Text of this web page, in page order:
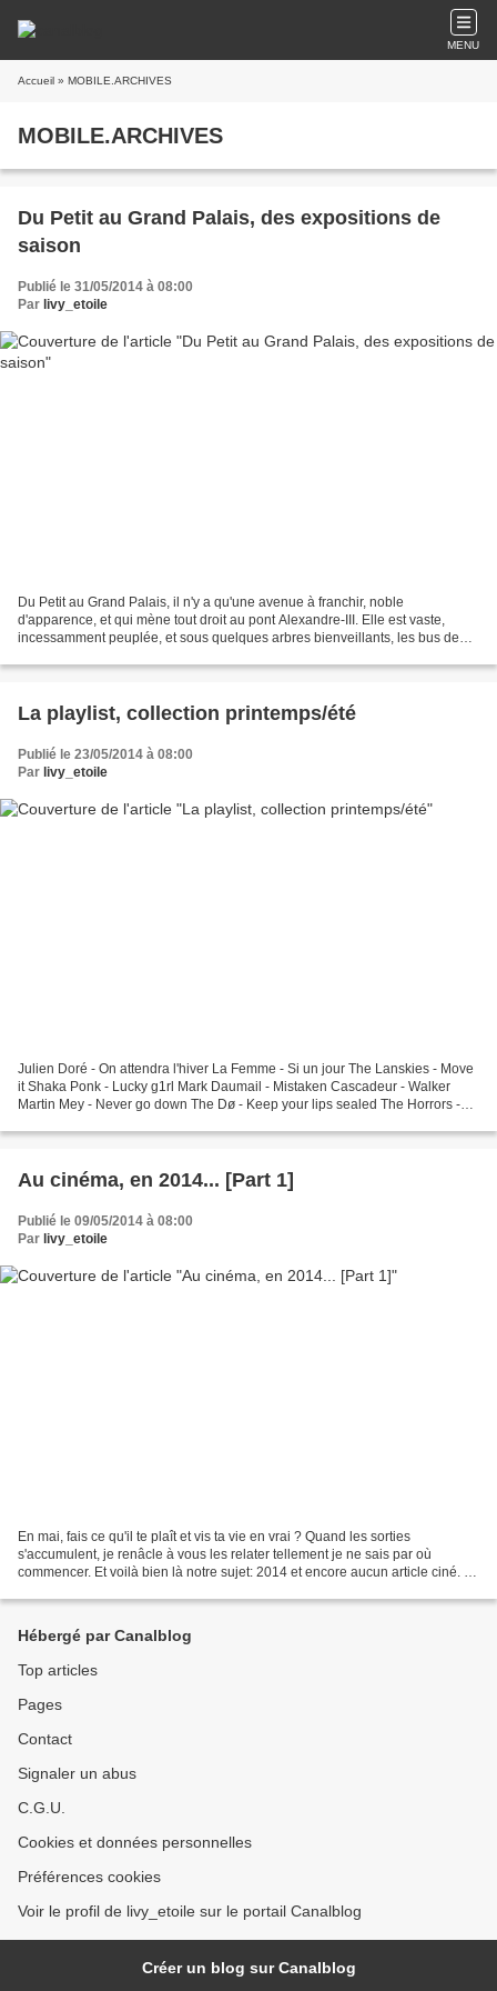
MENU
Accueil » MOBILE.ARCHIVES
MOBILE.ARCHIVES
Du Petit au Grand Palais, des expositions de
saison
Publié le 31/05/2014 à 08:00
Par livy_etoile
Du Petit au Grand Palais, il n'y a qu'une avenue à franchir, noble
d'apparence, et qui mène tout droit au pont Alexandre-III. Elle est vaste,
incessamment peuplée, et sous quelques arbres bienveillants, les bus de
La playlist, collection printemps/été
Publié le 23/05/2014 à 08:00
Par livy_etoile
Julien Doré - On attendra l'hiver La Femme - Si un jour The Lanskies - Move
it Shaka Ponk - Lucky g1rl Mark Daumail - Mistaken Cascadeur - Walker
Martin Mey - Never go down The Dø - Keep your lips sealed The Horrors -
Au cinéma, en 2014... [Part 1]
Publié le 09/05/2014 à 08:00
Par livy_etoile
En mai, fais ce qu'il te plaît et vis ta vie en vrai ? Quand les sorties
s'accumulent, je renâcle à vous les relater tellement je ne sais par où
commencer. Et voilà bien là notre sujet: 2014 et encore aucun article ciné. Il
Hébergé par Canalblog
Top articles
Pages
Contact
Signaler un abus
C.G.U.
Cookies et données personnelles
Préférences cookies
Voir le profil de livy_etoile sur le portail Canalblog
Créer un blog sur Canalblog